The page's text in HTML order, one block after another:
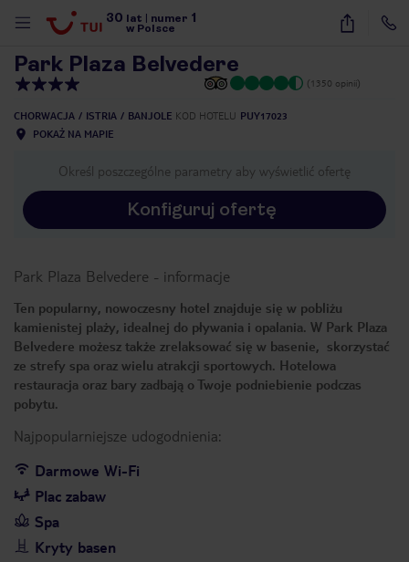
30 lat numer 1
w Polsce
28
Park Plaza Belvedere
(1350 opinii)
CHORWACJA ISTRIA BANJOLE KOD HOTELU PUY17023
POKAŻ NA MAPIE
Określ poszczególne parametry aby wyświetlić ofertę
Konfiguruj ofertę
Park Plaza Belvedere - informacje
Ten popularny, nowoczesny hotel znajduje się w pobliżu
kamienistej plaży, idealnej do pływania i opalania. W Park Plaza
Belvedere możesz także zrelaksować się w basenie, skorzystać
ze strefy spa oraz wielu atrakcji sportowych. Hotelowa
restauracja oraz bary zadbają o Twoje podniebienie podczas
pobytu.
Najpopularniejsze udogodnienia:
Darmowe Wi-Fi
Plac zabaw
Spa
Kryty basen